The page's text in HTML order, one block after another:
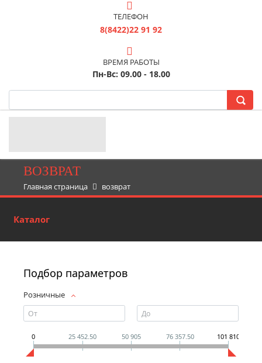
ТЕЛЕФОН
8(8422)22 91 92
ВРЕМЯ РАБОТЫ
Пн-Вс: 09.00 - 18.00
ВОЗВРАТ
Главная страница возврат
Каталог
Подбор параметров
Розничные
0 25 452.50 50 905 76 357.50 101 810